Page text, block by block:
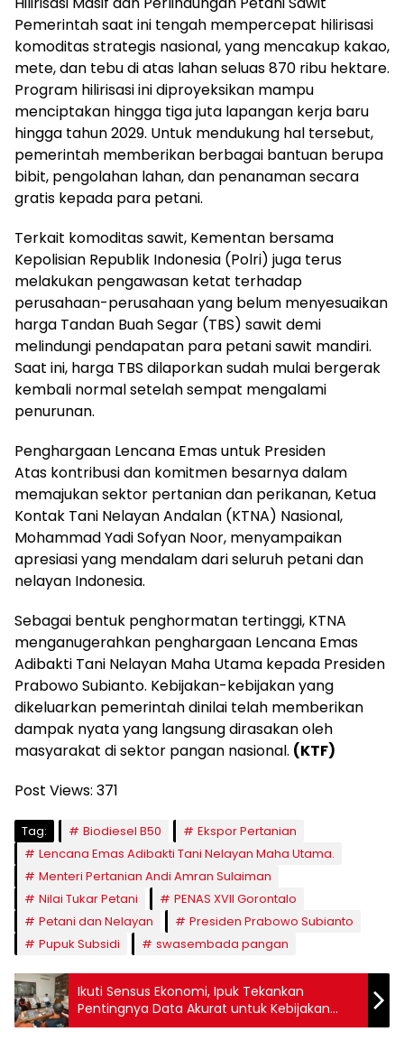
Pemerintah saat ini tengah mempercepat hilirisasi
komoditas strategis nasional, yang mencakup kakao,
mete, dan tebu di atas lahan seluas 870 ribu hektare.
Program hilirisasi ini diproyeksikan mampu
menciptakan hingga tiga juta lapangan kerja baru
hingga tahun 2029. Untuk mendukung hal tersebut,
pemerintah memberikan berbagai bantuan berupa
bibit, pengolahan lahan, dan penanaman secara
gratis kepada para petani.
Terkait komoditas sawit, Kementan bersama
Kepolisian Republik Indonesia (Polri) juga terus
melakukan pengawasan ketat terhadap
perusahaan-perusahaan yang belum menyesuaikan
harga Tandan Buah Segar (TBS) sawit demi
melindungi pendapatan para petani sawit mandiri.
Saat ini, harga TBS dilaporkan sudah mulai bergerak
kembali normal setelah sempat mengalami
penurunan.
Penghargaan Lencana Emas untuk Presiden
Atas kontribusi dan komitmen besarnya dalam
memajukan sektor pertanian dan perikanan, Ketua
Kontak Tani Nelayan Andalan (KTNA) Nasional,
Mohammad Yadi Sofyan Noor, menyampaikan
apresiasi yang mendalam dari seluruh petani dan
nelayan Indonesia.
Sebagai bentuk penghormatan tertinggi, KTNA
menganugerahkan penghargaan Lencana Emas
Adibakti Tani Nelayan Maha Utama kepada Presiden
Prabowo Subianto. Kebijakan-kebijakan yang
dikeluarkan pemerintah dinilai telah memberikan
dampak nyata yang langsung dirasakan oleh
masyarakat di sektor pangan nasional. (KTF)
Post Views: 371
Tag: Biodiesel B50
Ekspor Pertanian
Lencana Emas Adibakti Tani Nelayan Maha Utama.
Menteri Pertanian Andi Amran Sulaiman
Nilai Tukar Petani
PENAS XVII Gorontalo
Petani dan Nelayan
Presiden Prabowo Subianto
Pupuk Subsidi
swasembada pangan
Ikuti Sensus Ekonomi, Ipuk Tekankan
Pentingnya Data Akurat untuk Kebijakan
Daerah